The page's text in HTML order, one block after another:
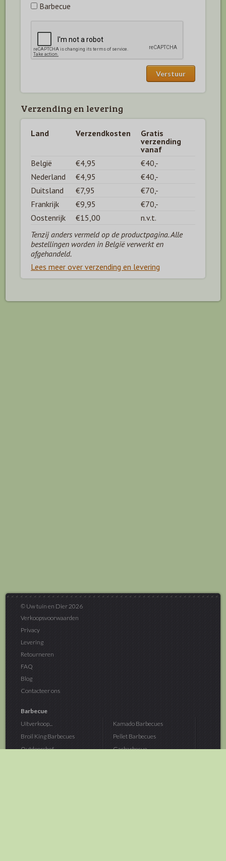
Barbecue
Verzending en levering
Land Verzendkosten
Gratis
verzending
vanaf
België
€4,95
€40,-
Nederland
€4,95
€40,-
Duitsland
€7,95
€70,-
Frankrijk
€9,95
€70,-
Oostenrijk
€15,00
n.v.t.
Tenzij anders vermeld op de productpagina. Alle
bestellingen worden in België verwerkt en
afgehandeld.
Lees meer over verzending en levering
© Uw tuin en Dier 2026
Verkoopsvoorwaarden
Privacy
Levering
Retourneren
FAQ
Blog
Contacteer ons
Barbecue
Uitverkoop...
Broil King Barbecues
Outdoorchef...
Kamado Barbecues
Pellet Barbecues
Gasbarbecue